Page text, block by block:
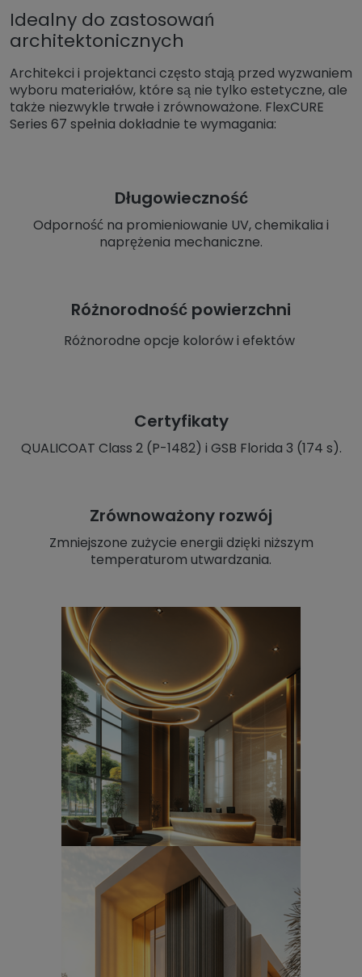
Idealny do zastosowań
architektonicznych
Architekci i projektanci często stają przed wyzwaniem
wyboru materiałów, które są nie tylko estetyczne, ale
także niezwykle trwałe i zrównoważone. FlexCURE
Series 67 spełnia dokładnie te wymagania:
Długowieczność
Odporność na promieniowanie UV, chemikalia i
naprężenia mechaniczne.
Różnorodność powierzchni
Różnorodne opcje kolorów i efektów
Certyfikaty
QUALICOAT Class 2 (P-1482) i GSB Florida 3 (174 s).
Zrównoważony rozwój
Zmniejszone zużycie energii dzięki niższym
temperaturom utwardzania.